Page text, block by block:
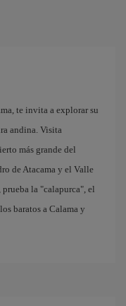
te invita a explorar su
andina. Visita
más grande del
de Atacama y el Valle
la "calapurca", el
baratos a Calama y